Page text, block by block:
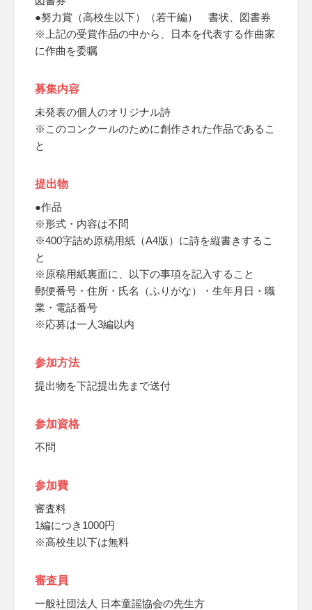
●努力賞（高校生以下）（若干編） 書状、図書券
※上記の受賞作品の中から、日本を代表する作曲家
に作曲を委嘱
募集内容
未発表の個人のオリジナル詩
※このコンクールのために創作された作品であるこ
と
提出物
●作品
※形式・内容は不問
※400字詰め原稿用紙（A4版）に詩を縦書きするこ
と
※原稿用紙裏面に、以下の事項を記入すること
郵便番号・住所・氏名（ふりがな）・生年月日・職
業・電話番号
※応募は一人3編以内
参加方法
提出物を下記提出先まで送付
参加資格
不問
参加費
審査料
1編につき1000円
※高校生以下は無料
審査員
一般社団法人 日本童謡協会の先生方